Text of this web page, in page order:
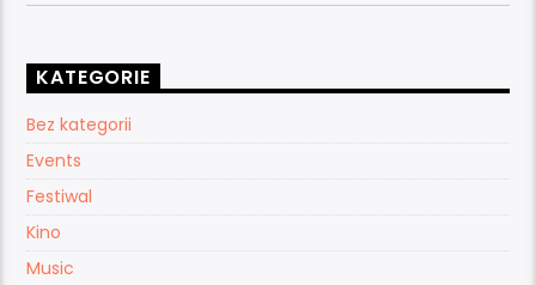
KATEGORIE
Bez kategorii
Events
Festiwal
Kino
Music